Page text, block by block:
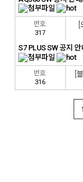
번호:
317
[
번호:
316
[
S7 PLUS SW 공지
1